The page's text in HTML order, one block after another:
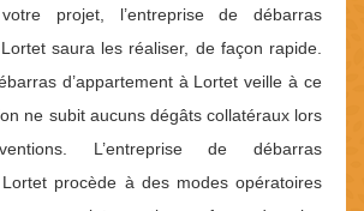
projet, l’entreprise de débarras
saura les réaliser, de façon rapide.
d’appartement à Lortet veille à ce
ne subit aucuns dégâts collatéraux lors
L’entreprise de débarras
Lortet procède à des modes opératoires